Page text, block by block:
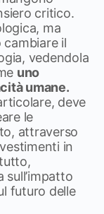
critico.
ma
il
vedendola
uno
umane.
deve
le
attraverso
in
futuro delle